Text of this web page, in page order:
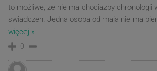
to możliwe, ze nie ma chociazby chronologii
swiadczen. Jedna osoba od maja nie ma
więcej »
0